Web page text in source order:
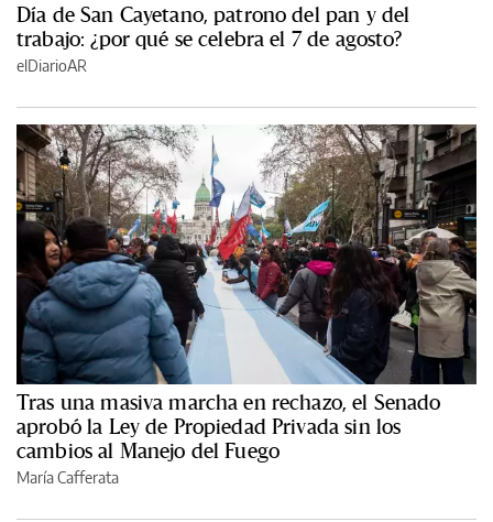
Día de San Cayetano, patrono del pan y del
trabajo: ¿por qué se celebra el 7 de agosto?
elDiarioAR
Tras una masiva marcha en rechazo, el Senado
aprobó la Ley de Propiedad Privada sin los
cambios al Manejo del Fuego
María Cafferata